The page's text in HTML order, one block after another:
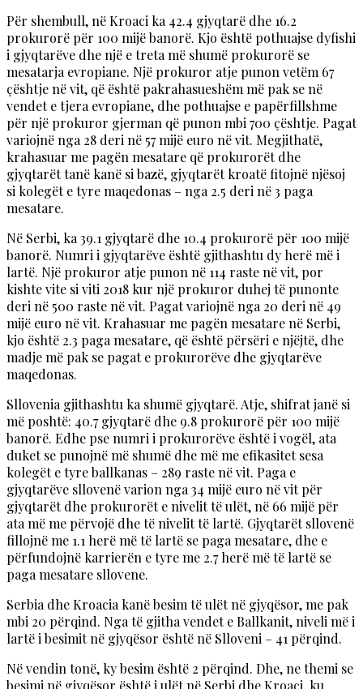
Për shembull, në Kroaci ka 42.4 gjyqtarë dhe 16.2
prokurorë për 100 mijë banorë. Kjo është pothuajse dyfishi
i gjyqtarëve dhe një e treta më shumë prokurorë se
mesatarja evropiane. Një prokuror atje punon vetëm 67
çështje në vit, që është pakrahasueshëm më pak se në
vendet e tjera evropiane, dhe pothuajse e papërfillshme
për një prokuror gjerman që punon mbi 700 çështje. Pagat
variojnë nga 28 deri në 57 mijë euro në vit. Megjithatë,
krahasuar me pagën mesatare që prokurorët dhe
gjyqtarët tanë kanë si bazë, gjyqtarët kroatë fitojnë njësoj
si kolegët e tyre maqedonas – nga 2.5 deri në 3 paga
mesatare.
Në Serbi, ka 39.1 gjyqtarë dhe 10.4 prokurorë për 100 mijë
banorë. Numri i gjyqtarëve është gjithashtu dy herë më i
lartë. Një prokuror atje punon në 114 raste në vit, por
kishte vite si viti 2018 kur një prokuror duhej të punonte
deri në 500 raste në vit. Pagat variojnë nga 20 deri në 49
mijë euro në vit. Krahasuar me pagën mesatare në Serbi,
kjo është 2.3 paga mesatare, që është përsëri e njëjtë, dhe
madje më pak se pagat e prokurorëve dhe gjyqtarëve
maqedonas.
Sllovenia gjithashtu ka shumë gjyqtarë. Atje, shifrat janë si
më poshtë: 40.7 gjyqtarë dhe 9.8 prokurorë për 100 mijë
banorë. Edhe pse numri i prokurorëve është i vogël, ata
duket se punojnë më shumë dhe më me efikasitet sesa
kolegët e tyre ballkanas – 289 raste në vit. Paga e
gjyqtarëve sllovenë varion nga 34 mijë euro në vit për
gjyqtarët dhe prokurorët e nivelit të ulët, në 66 mijë për
ata më me përvojë dhe të nivelit të lartë. Gjyqtarët sllovenë
fillojnë me 1.1 herë më të lartë se paga mesatare, dhe e
përfundojnë karrierën e tyre me 2.7 herë më të lartë se
paga mesatare sllovene.
Serbia dhe Kroacia kanë besim të ulët në gjyqësor, me pak
mbi 20 përqind. Nga të gjitha vendet e Ballkanit, niveli më i
lartë i besimit në gjyqësor është në Slloveni – 41 përqind.
Në vendin tonë, ky besim është 2 përqind. Dhe, ne themi se
besimi në gjyqësor është i ulët në Serbi dhe Kroaci, ku